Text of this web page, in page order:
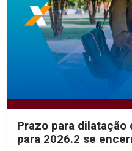
Prazo para dilatação
para 2026.2 se